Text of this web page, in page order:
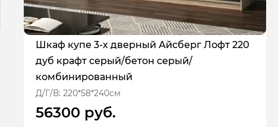
Шкаф купе 3-х дверный Айсберг Лофт 220
дуб крафт серый/бетон серый/
комбинированный
Д/Г/В: 220*58*240см
56300 руб.